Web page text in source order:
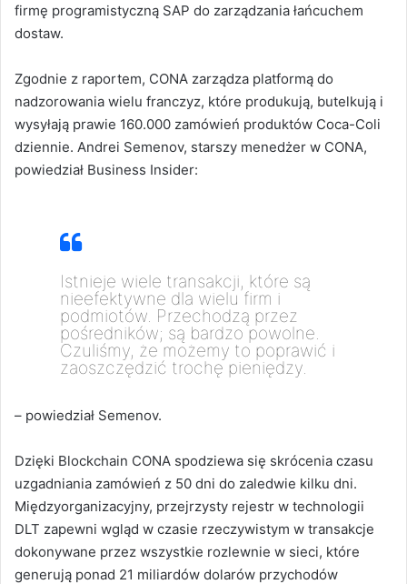
firmę programistyczną SAP do zarządzania łańcuchem
dostaw.
Zgodnie z raportem, CONA zarządza platformą do
nadzorowania wielu franczyz, które produkują, butelkują i
wysyłają prawie 160.000 zamówień produktów Coca-Coli
dziennie. Andrei Semenov, starszy menedżer w CONA,
powiedział Business Insider:
Istnieje wiele transakcji, które są
nieefektywne dla wielu firm i
podmiotów. Przechodzą przez
pośredników; są bardzo powolne.
Czuliśmy, że możemy to poprawić i
zaoszczędzić trochę pieniędzy.
– powiedział Semenov.
Dzięki Blockchain CONA spodziewa się skrócenia czasu
uzgadniania zamówień z 50 dni do zaledwie kilku dni.
Międzyorganizacyjny, przejrzysty rejestr w technologii
DLT zapewni wgląd w czasie rzeczywistym w transakcje
dokonywane przez wszystkie rozlewnie w sieci, które
generują ponad 21 miliardów dolarów przychodów